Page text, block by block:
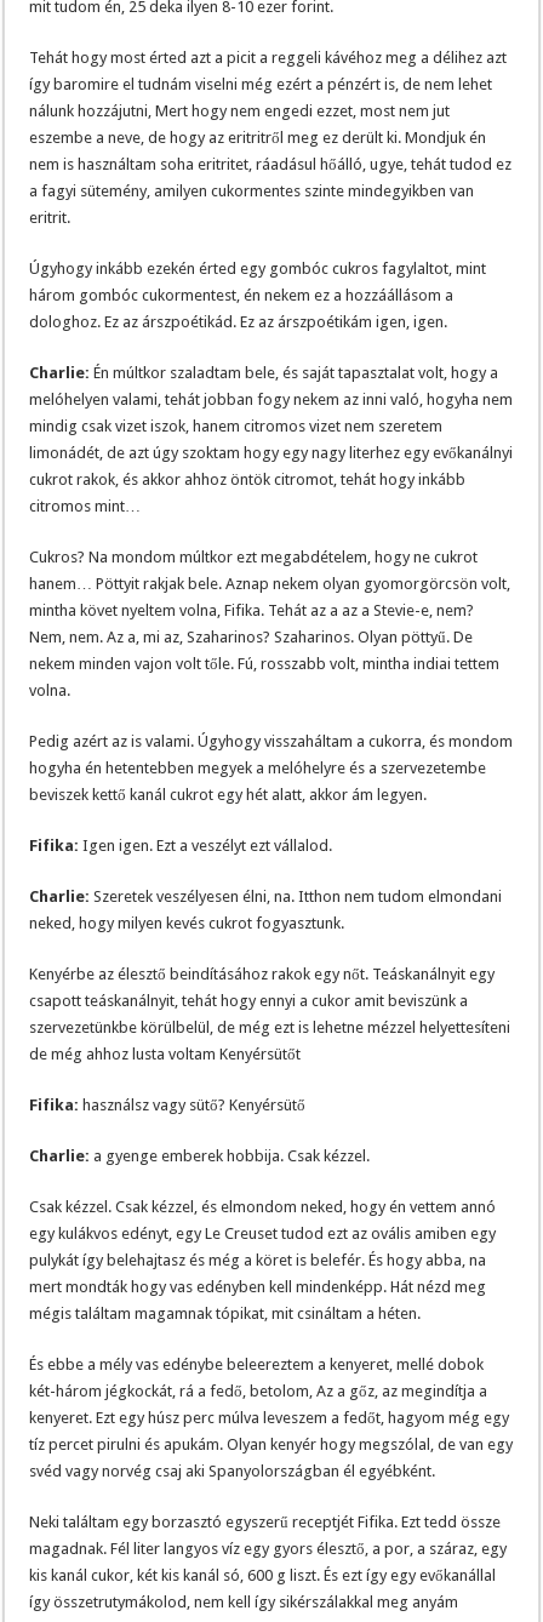
mit tudom én, 25 deka ilyen 8-10 ezer forint.
Tehát hogy most érted azt a picit a reggeli kávéhoz meg a délihez azt
így baromire el tudnám viselni még ezért a pénzért is, de nem lehet
nálunk hozzájutni, Mert hogy nem engedi ezzet, most nem jut
eszembe a neve, de hogy az eritritről meg ez derült ki. Mondjuk én
nem is használtam soha eritritet, ráadásul hőálló, ugye, tehát tudod ez
a fagyi sütemény, amilyen cukormentes szinte mindegyikben van
eritrit.
Úgyhogy inkább ezekén érted egy gombóc cukros fagylaltot, mint
három gombóc cukormentest, én nekem ez a hozzáállásom a
dologhoz. Ez az árszpoétikád. Ez az árszpoétikám igen, igen.
Charlie: Én múltkor szaladtam bele, és saját tapasztalat volt, hogy a
melóhelyen valami, tehát jobban fogy nekem az inni való, hogyha nem
mindig csak vizet iszok, hanem citromos vizet nem szeretem
limonádét, de azt úgy szoktam hogy egy nagy literhez egy evőkanálnyi
cukrot rakok, és akkor ahhoz öntök citromot, tehát hogy inkább
citromos mint…
Cukros? Na mondom múltkor ezt megabdételem, hogy ne cukrot
hanem… Pöttyit rakjak bele. Aznap nekem olyan gyomorgörcsön volt,
mintha követ nyeltem volna, Fifika. Tehát az a az a Stevie-e, nem?
Nem, nem. Az a, mi az, Szaharinos? Szaharinos. Olyan pöttyű. De
nekem minden vajon volt tőle. Fú, rosszabb volt, mintha indiai tettem
volna.
Pedig azért az is valami. Úgyhogy visszaháltam a cukorra, és mondom
hogyha én hetentebben megyek a melóhelyre és a szervezetembe
beviszek kettő kanál cukrot egy hét alatt, akkor ám legyen.
Fifika: Igen igen. Ezt a veszélyt ezt vállalod.
Charlie: Szeretek veszélyesen élni, na. Itthon nem tudom elmondani
neked, hogy milyen kevés cukrot fogyasztunk.
Kenyérbe az élesztő beindításához rakok egy nőt. Teáskanálnyit egy
csapott teáskanálnyit, tehát hogy ennyi a cukor amit beviszünk a
szervezetünkbe körülbelül, de még ezt is lehetne mézzel helyettesíteni
de még ahhoz lusta voltam Kenyérsütőt
Fifika: használsz vagy sütő? Kenyérsütő
Charlie: a gyenge emberek hobbija. Csak kézzel.
Csak kézzel. Csak kézzel, és elmondom neked, hogy én vettem annó
egy kulákvos edényt, egy Le Creuset tudod ezt az ovális amiben egy
pulykát így belehajtasz és még a köret is belefér. És hogy abba, na
mert mondták hogy vas edényben kell mindenképp. Hát nézd meg
mégis találtam magamnak tópikat, mit csináltam a héten.
És ebbe a mély vas edénybe beleereztem a kenyeret, mellé dobok
két-három jégkockát, rá a fedő, betolom, Az a gőz, az megindítja a
kenyeret. Ezt egy húsz perc múlva leveszem a fedőt, hagyom még egy
tíz percet pirulni és apukám. Olyan kenyér hogy megszólal, de van egy
svéd vagy norvég csaj aki Spanyolországban él egyébként.
Neki találtam egy borzasztó egyszerű receptjét Fifika. Ezt tedd össze
magadnak. Fél liter langyos víz egy gyors élesztő, a por, a száraz, egy
kis kanál cukor, két kis kanál só, 600 g liszt. És ezt így egy evőkanállal
így összetrutymákolod, nem kell így sikérszálakkal meg anyám